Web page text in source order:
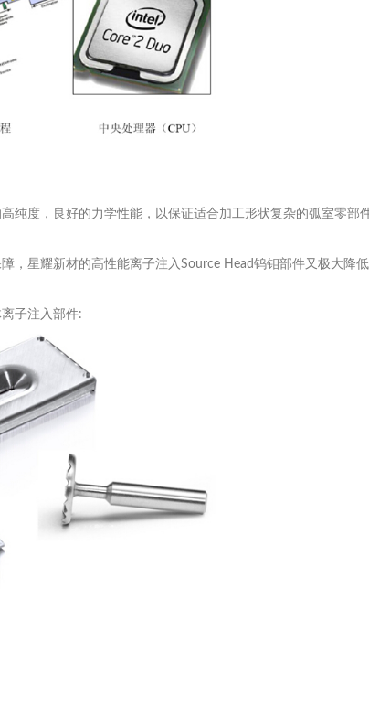
纯度，良好的力学性能，以保证适合加工形状复杂的弧室零部件
，星耀新材的高性能离子注入Source Head钨钼部件又极大降
子注入部件: